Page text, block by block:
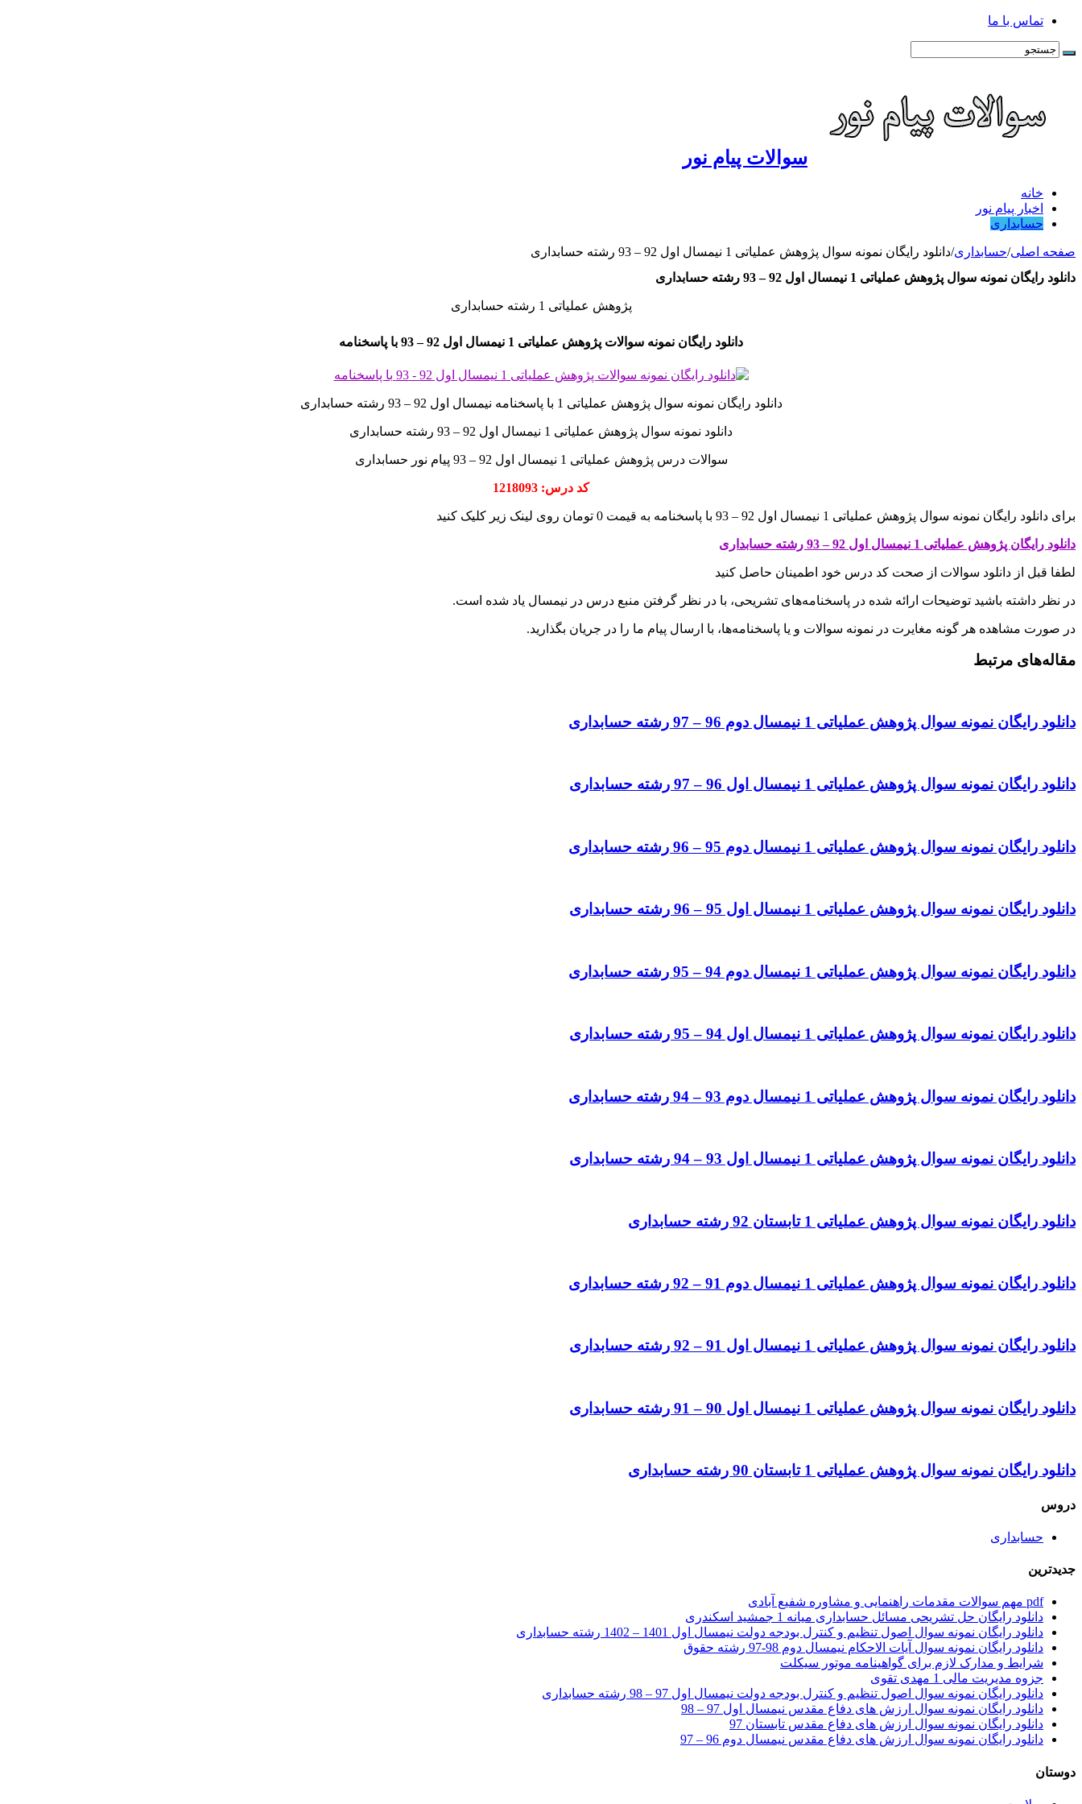
تماس با ما
سوالات پیام نور
خانه
اخبار پیام نور
حسابداری
صفحه اصلی/حسابداری/دانلود رایگان نمونه سوال پژوهش عملیاتی 1 نیمسال اول 92 – 93 رشته حسابداری
دانلود رایگان نمونه سوال پژوهش عملیاتی 1 نیمسال اول 92 – 93 رشته حسابداری
پژوهش عملیاتی 1 رشته حسابداری
دانلود رایگان نمونه سوالات پژوهش عملیاتی 1 نیمسال اول 92 – 93 با پاسخنامه
دانلود رایگان نمونه سوال پژوهش عملیاتی 1 با پاسخنامه نیمسال اول 92 – 93 رشته حسابداری
دانلود نمونه سوال پژوهش عملیاتی 1 نیمسال اول 92 – 93 رشته حسابداری
سوالات درس پژوهش عملیاتی 1 نیمسال اول 92 – 93 پیام نور حسابداری
کد درس: 1218093
برای دانلود رایگان نمونه سوال پژوهش عملیاتی 1 نیمسال اول 92 – 93 با پاسخنامه به قیمت 0 تومان روی لینک زیر کلیک کنید
دانلود رایگان پژوهش عملیاتی 1 نیمسال اول 92 – 93 رشته حسابداری
لطفا قبل از دانلود سوالات از صحت کد درس خود اطمینان حاصل کنید
در نظر داشته باشید توضیحات ارائه شده در پاسخنامه‌های تشریحی، با در نظر گرفتن منبع درس در نیمسال یاد شده است.
در صورت مشاهده هر گونه مغایرت در نمونه سوالات و یا پاسخنامه‌ها، با ارسال پیام ما را در جریان بگذارید.
مقاله‌های مرتبط
دانلود رایگان نمونه سوال پژوهش عملیاتی 1 نیمسال دوم 96 – 97 رشته حسابداری
دانلود رایگان نمونه سوال پژوهش عملیاتی 1 نیمسال اول 96 – 97 رشته حسابداری
دانلود رایگان نمونه سوال پژوهش عملیاتی 1 نیمسال دوم 95 – 96 رشته حسابداری
دانلود رایگان نمونه سوال پژوهش عملیاتی 1 نیمسال اول 95 – 96 رشته حسابداری
دانلود رایگان نمونه سوال پژوهش عملیاتی 1 نیمسال دوم 94 – 95 رشته حسابداری
دانلود رایگان نمونه سوال پژوهش عملیاتی 1 نیمسال اول 94 – 95 رشته حسابداری
دانلود رایگان نمونه سوال پژوهش عملیاتی 1 نیمسال دوم 93 – 94 رشته حسابداری
دانلود رایگان نمونه سوال پژوهش عملیاتی 1 نیمسال اول 93 – 94 رشته حسابداری
دانلود رایگان نمونه سوال پژوهش عملیاتی 1 تابستان 92 رشته حسابداری
دانلود رایگان نمونه سوال پژوهش عملیاتی 1 نیمسال دوم 91 – 92 رشته حسابداری
دانلود رایگان نمونه سوال پژوهش عملیاتی 1 نیمسال اول 91 – 92 رشته حسابداری
دانلود رایگان نمونه سوال پژوهش عملیاتی 1 نیمسال اول 90 – 91 رشته حسابداری
دانلود رایگان نمونه سوال پژوهش عملیاتی 1 تابستان 90 رشته حسابداری
دروس
حسابداری
جدیدترین
pdf مهم سوالات مقدمات راهنمایی و مشاوره شفیع آبادی
دانلود رایگان حل تشریحی مسائل حسابداری میانه 1 جمشید اسکندری
دانلود رایگان نمونه سوال اصول تنظیم و کنترل بودجه دولت نیمسال اول 1401 – 1402 رشته حسابداری
دانلود رایگان نمونه سوال آیات الاحکام نیمسال دوم 98-97 رشته حقوق
شرایط و مدارک لازم برای گواهینامه موتور سیکلت
جزوه مدیریت مالی 1 مهدی تقوی
دانلود رایگان نمونه سوال اصول تنظیم و کنترل بودجه دولت نیمسال اول 97 – 98 رشته حسابداری
دانلود رایگان نمونه سوال ارزش های دفاع مقدس نیمسال اول 97 – 98
دانلود رایگان نمونه سوال ارزش های دفاع مقدس تابستان 97
دانلود رایگان نمونه سوال ارزش های دفاع مقدس نیمسال دوم 96 – 97
دوستان